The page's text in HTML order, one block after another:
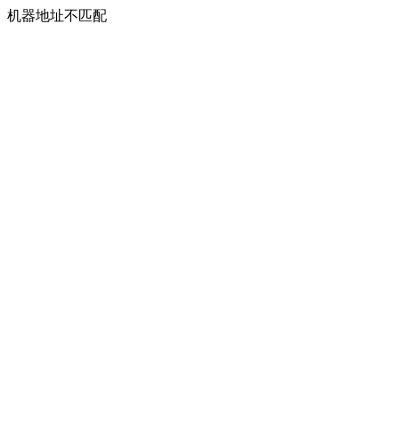
机器地址不匹配